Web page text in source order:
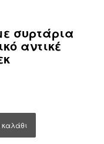
συρτάρια
αντικέ
καλάθι